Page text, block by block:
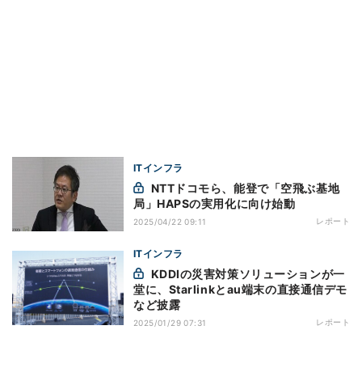
ITインフラ
局」HAPSの実用化に向け始動
2025/04/22 09:11 レポート
ITインフラ
堂に、Starlinkとau端末の直接通信デモ
など披露
2025/01/29 07:31 レポート